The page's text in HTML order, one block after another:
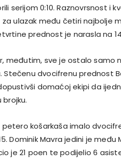
serijom 0:10. Raznovrsnost i
ulazak među četiri najbolje
prednost je narasla na
međutim, sve je ostalo samo
Stečenu dvocifrenu prednost
domaćoj ekipi da
petero košarkaša imalo
Dominik Mavra jedini je
je 21 poen te podijelio 6